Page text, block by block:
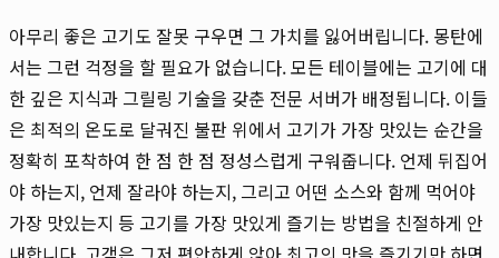
아무리 좋은 고기도 잘못 구우면 그 가치를 잃어버립니다. 몽탄에
서는 그런 걱정을 할 필요가 없습니다. 모든 테이블에는 고기에 대
한 깊은 지식과 그릴링 기술을 갖춘 전문 서버가 배정됩니다. 이들
은 최적의 온도로 달궈진 불판 위에서 고기가 가장 맛있는 순간을
정확히 포착하여 한 점 한 점 정성스럽게 구워줍니다. 언제 뒤집어
야 하는지, 언제 잘라야 하는지, 그리고 어떤 소스와 함께 먹어야
가장 맛있는지 등 고기를 가장 맛있게 즐기는 방법을 친절하게 안